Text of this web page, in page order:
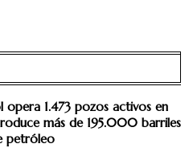
opera 1.473 pozos activos en
más de 195.000 barriles
petróleo